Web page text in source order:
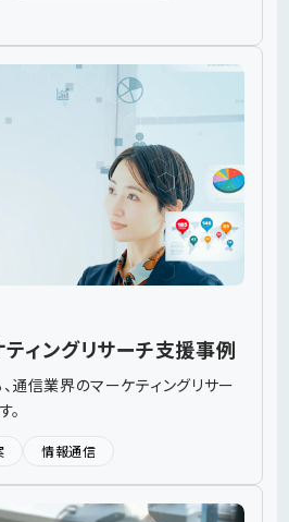
ィングリサーチ支援事例
通信業界のマーケティングリサー
情報通信